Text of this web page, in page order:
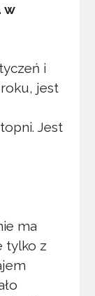
w
i
jest
Jest
ma
tylko z